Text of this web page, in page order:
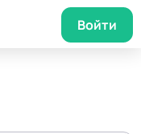
Войти